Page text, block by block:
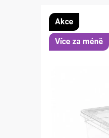
Akce
Více za méně